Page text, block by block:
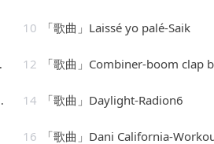
10 「歌曲」Laissé yo palé-Saik
12 「歌曲」Combiner-boom clap
14 「歌曲」Daylight-Radion6
16 「歌曲」Dani California-